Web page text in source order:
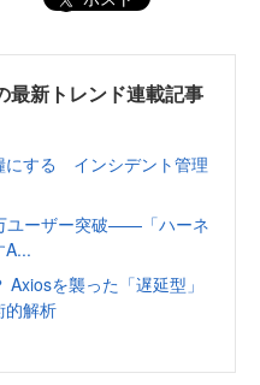
最新トレンド連載記事
にする インシデント管理
ユーザー突破——「ハーネ
A...
を襲った「遅延型」
的解析